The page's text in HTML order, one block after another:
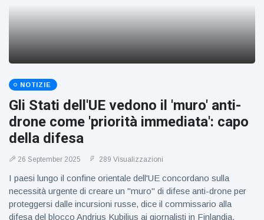
NOTIZIE
Gli Stati dell'UE vedono il 'muro' anti-
drone come 'priorità immediata': capo
della difesa
26 September 2025 289 Visualizzazioni
I paesi lungo il confine orientale dell'UE concordano sulla
necessità urgente di creare un "muro" di difese anti-drone per
proteggersi dalle incursioni russe, dice il commissario alla
difesa del blocco Andrius Kubilius ai giornalisti in Finlandia.